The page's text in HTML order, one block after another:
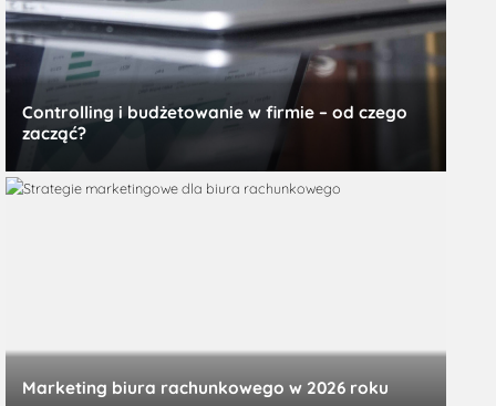
Controlling i budżetowanie w firmie – od czego
zacząć?
Marketing biura rachunkowego w 2026 roku